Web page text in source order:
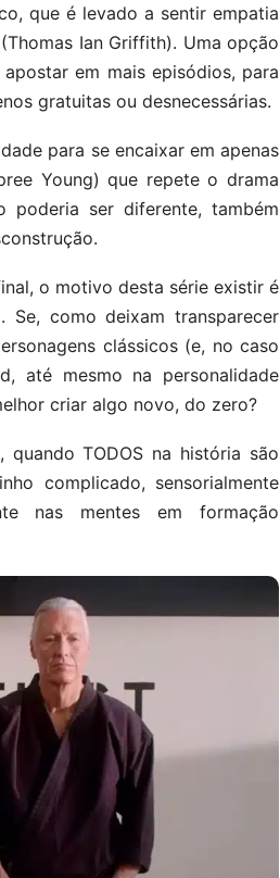
que é levado a sentir empatia
Ian Griffith). Uma opção
em mais episódios, para
gratuitas ou desnecessárias.
para se encaixar em apenas
Young) que repete o drama
poderia ser diferente, também
o motivo desta série existir é
como deixam transparecer
clássicos (e, no caso
até mesmo na personalidade
criar algo novo, do zero?
TODOS na história são
complicado, sensorialmente
nas mentes em formação